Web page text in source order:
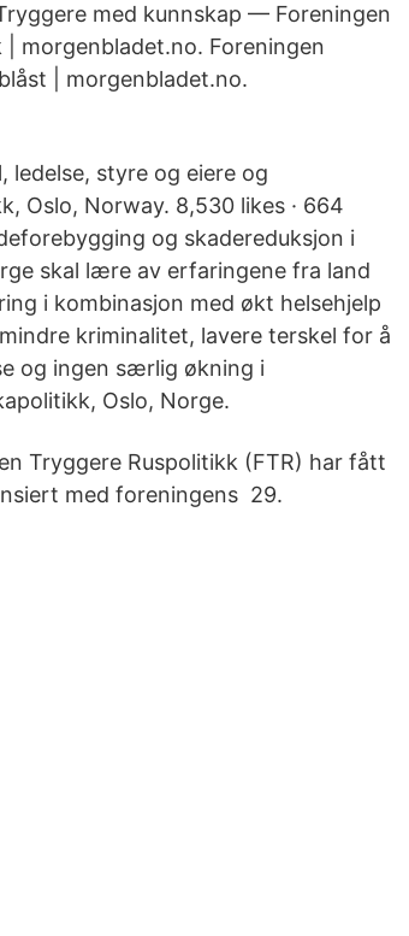
med kunnskap — Foreningen
morgenbladet.no. Foreningen
| morgenbladet.no.
ledelse, styre og eiere og
Oslo, Norway. 8,530 likes · 664
og skadereduksjon i
skal lære av erfaringene fra land
i kombinasjon med økt helsehjelp
kriminalitet, lavere terskel for å
og ingen særlig økning i
Oslo, Norge.
Tryggere Ruspolitikk (FTR) har fått
med foreningens 29.